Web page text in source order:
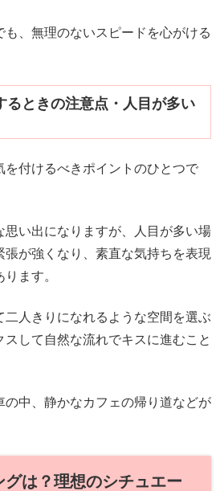
、無理のないスピードを心がける
るときの注意点・人目が多い
を付けるべきポイントのひとつで
思い出になりますが、人目が多い場
張が強くなり、素直な気持ちを表現
ます。
二人きりになれるような空間を選ぶ
スして自然な流れでキスに進むこと
の中、静かなカフェの帰り道などが
グは？理想のシチュエー